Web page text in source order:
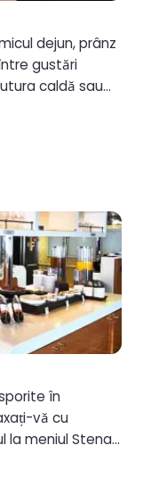
dejun, prânz
gustări
caldă sau
în
vă cu
la meniul Stena
oaspeților